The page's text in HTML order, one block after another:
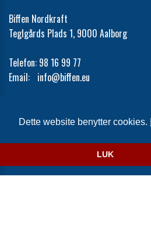
Dette website benytter cookies.
LUK
Biffen Nordkraft
Teglgårds Plads 1, 9000 Aalborg
Telefon: 98 16 99 77
Email: info@biffen.eu